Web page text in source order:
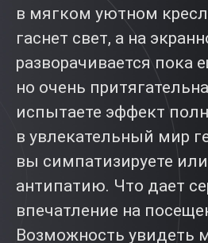
в мягком уютном
гаснет свет, а на
разворачивается пока
но очень
испытаете эффект
в увлекательный мир
вы симпатизируете или
антипатию. Что дает
впечатление на
Возможность увидеть